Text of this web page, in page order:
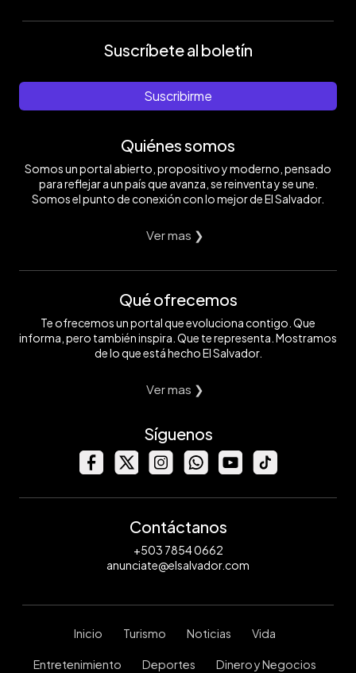
Suscríbete al boletín
Suscribirme
Quiénes somos
Somos un portal abierto, propositivo y moderno, pensado
para reflejar a un país que avanza, se reinventa y se une.
Somos el punto de conexión con lo mejor de El Salvador.
Ver mas ❯
Qué ofrecemos
Te ofrecemos un portal que evoluciona contigo. Que
informa, pero también inspira. Que te representa. Mostramos
de lo que está hecho El Salvador.
Ver mas ❯
Síguenos
Contáctanos
+503 7854 0662
anunciate@elsalvador.com
Inicio Turismo Noticias Vida
Entretenimiento Deportes Dinero y Negocios